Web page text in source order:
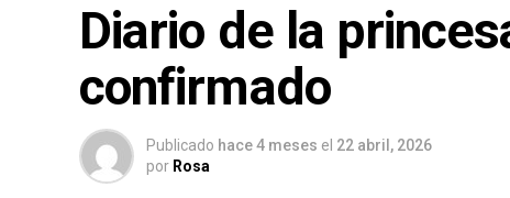
Diario de la
confirmado
Publicado hace 4 meses el 22 abril, 2026
por Rosa